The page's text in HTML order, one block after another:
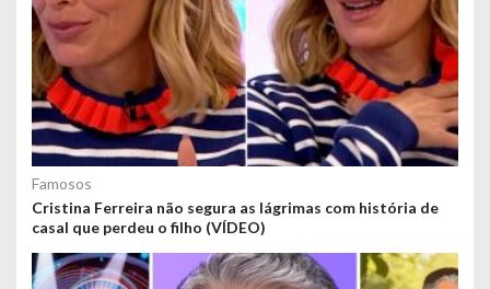
Famosos
Cristina Ferreira não segura as lágrimas com história de
casal que perdeu o filho (VÍDEO)